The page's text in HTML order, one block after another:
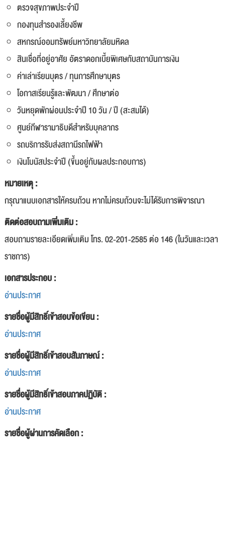
ตรวจสุขภาพประจำปี
กองทุนสำรองเลี้ยงชีพ
สหกรณ์ออมทรัพย์มหาวิทยาลัยมหิดล
สินเชื่อที่อยู่อาศัย อัตราดอกเบี้ยพิเศษกับสถาบันการเงิน
ค่าเล่าเรียนบุตร / ทุนการศึกษาบุตร
โอกาสเรียนรู้และพัฒนา / ศึกษาต่อ
วันหยุดพักผ่อนประจำปี 10 วัน / ปี (สะสมได้)
ศูนย์กีฬารามาธิบดีสำหรับบุคลากร
รถบริการรับส่งสถานีรถไฟฟ้า
เงินโบนัสประจำปี (ขึ้นอยู่กับผลประกอบการ)
หมายเหตุ :
กรุณาแนบเอกสารให้ครบถ้วน หากไม่ครบถ้วนจะไม่ได้รับการพิจารณา
ติดต่อสอบถามเพิ่มเติม :
สอบถามรายละเอียดเพิ่มเติม โทร. 02-201-2585 ต่อ 146 (ในวันและเวลา
ราชการ)
เอกสารประกอบ :
อ่านประกาศ
รายชื่อผู้มีสิทธิ์เข้าสอบข้อเขียน :
อ่านประกาศ
รายชื่อผู้มีสิทธิ์เข้าสอบสัมภาษณ์ :
อ่านประกาศ
รายชื่อผู้มีสิทธิ์เข้าสอบภาคปฏิบัติ :
อ่านประกาศ
รายชื่อผู้ผ่านการคัดเลือก :